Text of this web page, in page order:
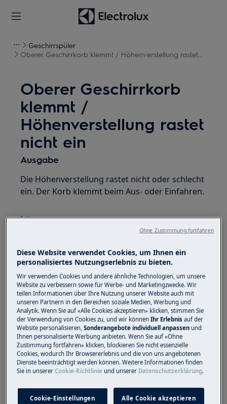
Geschirrspüler
Oberer Geschirrkorb klemmt / Höhenverstellung rastet
Oberer Geschirrkorb
klemmt /
Höhenverstellung rastet
nicht ein
Ausgabe
Die Höhenverstellung rastet nicht oder schlecht
ein. Der Korb klemmt beim Aus- oder Einfahren.
Lösung
abgesenkt sein (keine Schrägstellung).
Diese Website verwendet Cookies, um Ihnen ein
personalisiertes Nutzungserlebnis zu bieten.
Wir verwenden Cookies und andere ähnliche Technologien, um unsere
Website zu verbessern sowie für Werbe- und Marketingzwecke. Wir
teilen Informationen über Ihre Nutzung unserer Website auch mit
unseren Partnern in den Bereichen soziale Medien, Werbung und
Analytik. Wenn Sie auf «Alle Cookies akzeptieren» klicken, stimmen Sie
der Verwendung von Cookies zu, und wir könnenIhr Erlebnisauf der
Website personalisieren,Sonderangebote individuell anpassen und
Ihnen personalisierte Werbung anbieten. Wenn Sie auf «Ohne
Zustimmung fortfahren» klicken, blockieren Sie nicht essenzielle
Cookies, wodurch Ihr Browsererlebnis und die von uns angebotenen
Dienste beeinträchtigt werden können. Weitere Informationen finden
Sie in unsererCookie-Richtlinie und unserer Datenschutzerklärung.
Cookie-Einstellungen Alle Cookie akzeptieren
Ohne Zustimmung fortfahren